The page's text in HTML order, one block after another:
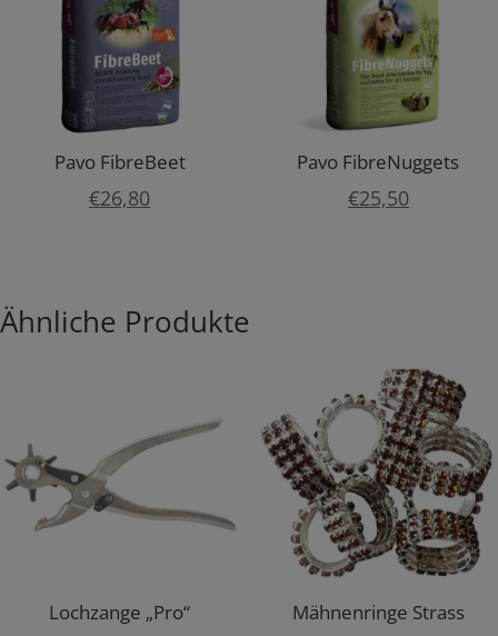
Pavo FibreBeet
€26,80
Pavo FibreNuggets
€25,50
Ähnliche Produkte
Lochzange „Pro“ Mähnenringe Strass